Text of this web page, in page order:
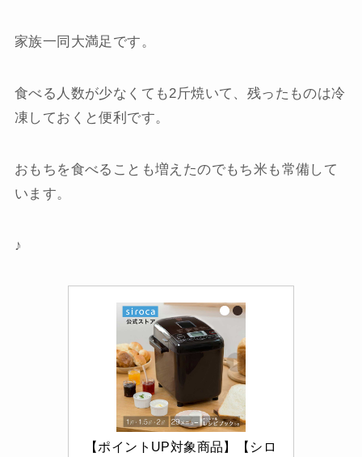
家族一同大満足です。
食べる人数が少なくても2斤焼いて、残ったものは冷
凍しておくと便利です。
おもちを食べることも増えたのでもち米も常備して
います。
♪
【ポイントUP対象商品】【シロ